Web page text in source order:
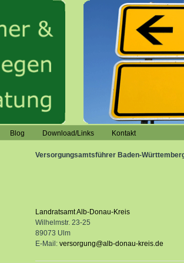
Blog Download/Links Kontakt
Versorgungsamtsführer Baden-
Landratsamt Alb-Donau-Kreis
Wilhelmstr. 23-25
89073 Ulm
E-Mail: versorgung@alb-donau-kreis.de